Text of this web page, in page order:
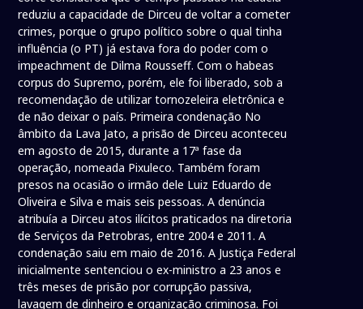
reduziu a capacidade de Dirceu de voltar a cometer
crimes, porque o grupo político sobre o qual tinha
influência (o PT) já estava fora do poder com o
impeachment de Dilma Rousseff. Com o habeas
corpus do Supremo, porém, ele foi liberado, sob a
recomendação de utilizar tornozeleira eletrônica e
de não deixar o país. Primeira condenação No
âmbito da Lava Jato, a prisão de Dirceu aconteceu
em agosto de 2015, durante a 17ª fase da
operação, nomeada Pixuleco. Também foram
presos na ocasião o irmão dele Luiz Eduardo de
Oliveira e Silva e mais seis pessoas. A denúncia
atribuía a Dirceu atos ilícitos praticados na diretoria
de Serviços da Petrobras, entre 2004 e 2011. A
condenação saiu em maio de 2016. A Justiça Federal
inicialmente sentenciou o ex-ministro a 23 anos e
três meses de prisão por corrupção passiva,
lavagem de dinheiro e organização criminosa. Foi